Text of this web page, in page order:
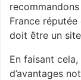
France
doit être un
En faisant
d’avantages